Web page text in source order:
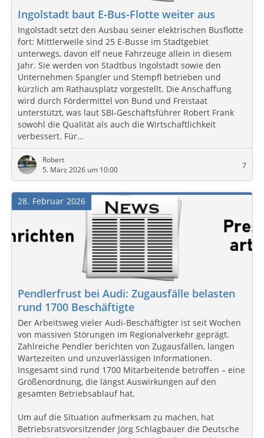
Ingolstadt baut E‑Bus-Flotte weiter aus
Ingolstadt setzt den Ausbau seiner elektrischen Busflotte
fort: Mittlerweile sind 25 E‑Busse im Stadtgebiet
unterwegs, davon elf neue Fahrzeuge allein in diesem
Jahr. Sie werden von Stadtbus Ingolstadt sowie den
Unternehmen Spangler und Stempfl betrieben und
kürzlich am Rathausplatz vorgestellt. Die Anschaffung
wird durch Fördermittel von Bund und Freistaat
unterstützt, was laut SBI‑Geschäftsführer Robert Frank
sowohl die Qualität als auch die Wirtschaftlichkeit
verbessert. Für…
Robert
5. März 2026 um 10:00
7
Februar
28 2026
Pendlerfrust bei Audi: Zugausfälle belasten
rund 1700 Beschäftigte
Der Arbeitsweg vieler Audi-Beschäftigter ist seit Wochen
von massiven Störungen im Regionalverkehr geprägt.
Zahlreiche Pendler berichten von Zugausfällen, langen
Wartezeiten und unzuverlässigen Informationen.
Insgesamt sind rund 1700 Mitarbeitende betroffen – eine
Größenordnung, die längst Auswirkungen auf den
gesamten Betriebsablauf hat.
Um auf die Situation aufmerksam zu machen, hat
Betriebsratsvorsitzender Jörg Schlagbauer die Deutsche